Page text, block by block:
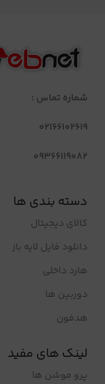
شماره تماس :
02166102619
09366119082
دسته بندی ها
کالای دیجیتال
دانلود فایل لایه باز
هارد داخلی
دوربین ها
هدفون
لینک های مفید
پرو موشن ها